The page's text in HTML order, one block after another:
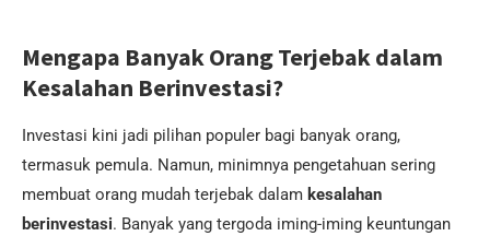
Mengapa Banyak Orang Terjebak dalam
Kesalahan Berinvestasi?
Investasi kini jadi pilihan populer bagi banyak orang,
termasuk pemula. Namun, minimnya pengetahuan sering
membuat orang mudah terjebak dalam kesalahan
berinvestasi. Banyak yang tergoda iming-iming keuntungan